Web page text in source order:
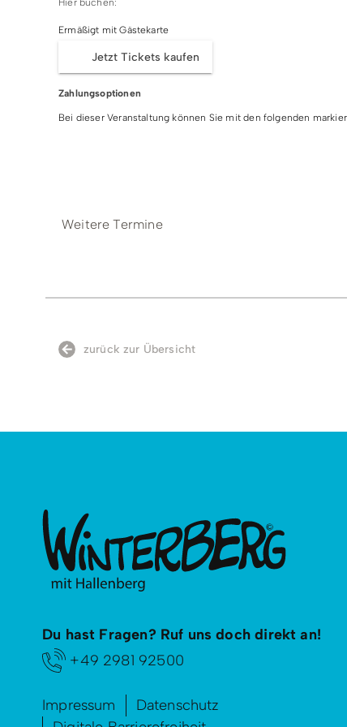
Konditionen/Extras
Sprache:
Hier buchen:
Ermäßigt mit Gästekarte
Jetzt Tickets kaufen
Zahlungsoptionen
Bei dieser Veranstaltung können Sie mit den folgenden
Weitere Termine
zurück zur Übersicht
Du hast Fragen? Ruf uns doch direkt an!
+49 2981 92500
Impressum
Datenschutz